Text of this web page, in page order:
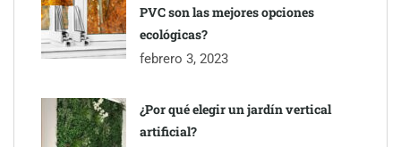
PVC son las mejores opciones
ecológicas?
febrero 3, 2023
¿Por qué elegir un jardín vertical
artificial?